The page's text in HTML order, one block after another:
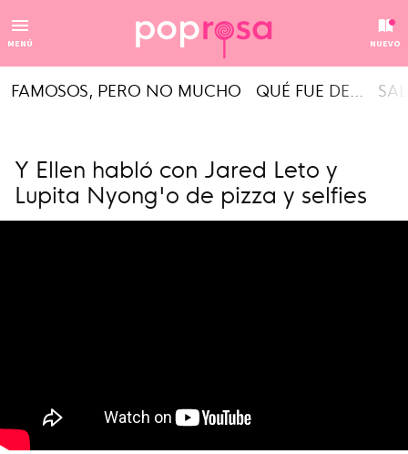
MENÚ NUEVO
FAMOSOS, PERO NO MUCHO QUÉ FUE DE...
Y Ellen habló con Jared Leto y
Lupita Nyong'o de pizza y selfies